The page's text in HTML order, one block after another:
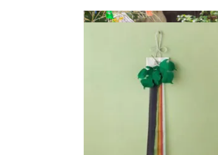
「七夕」は、天の川を隔てた織
七夕に関連するアイテム